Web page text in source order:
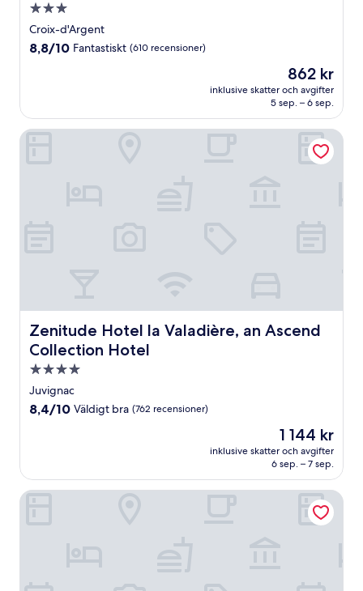
3.0-
stjärnigt
boende
Croix-d'Argent
8.8
8,8/10 Fantastiskt (610 recensioner)
Priset
är
862 kr
862 kr
inklusive skatter och avgifter
5 sep. – 6 sep.
Zenitude Hotel la Valadière, an Ascend
Collection Hotel
Zenitude Hotel la Valadière, an Ascend Collection Hotel
4.0-
stjärnigt
boende
Juvignac
8.4
(762 recensioner)
8,4/10 Väldigt bra (762 recensioner)
Priset
är
1 144 kr
1 144 kr
inklusive skatter och avgifter
6 sep. – 7 sep.
Zenitude Hotel la Valadière, an Ascend Collection Hotel
Kyriad Montpellier Aéroport - Parc Expo